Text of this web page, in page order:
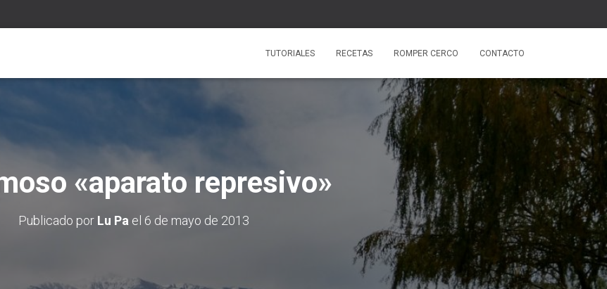
TUTORIALES RECETAS ROMPER CERCO CONTACTO
«aparato represivo»
Publicado por Lu Pa el 6 de mayo de 2013